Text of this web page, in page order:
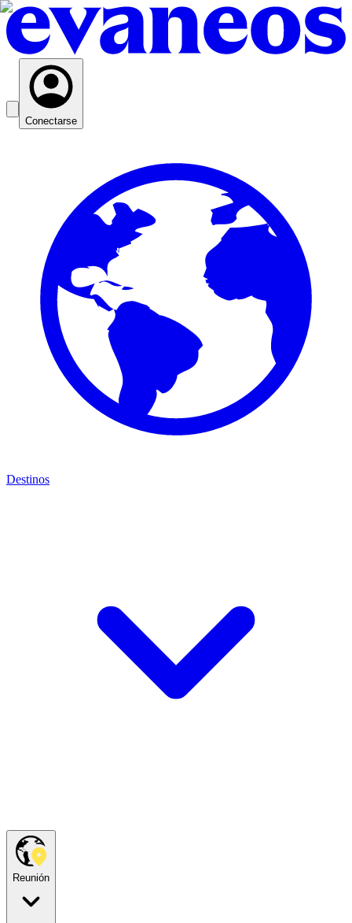
Conectarse
Destinos
Reunión